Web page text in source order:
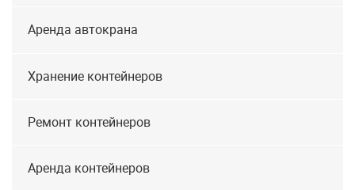
Аренда автокрана
Хранение контейнеров
Ремонт контейнеров
Аренда контейнеров